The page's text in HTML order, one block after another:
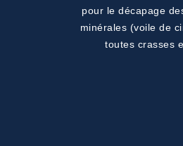
pour le décapage
minérales (voile de
toutes crasses